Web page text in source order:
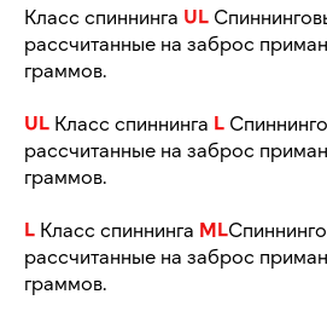
Класс спиннинга UL
рассчитанные на заброс
граммов.
UL Класс спиннинга L
рассчитанные на заброс
граммов.
L Класс спиннинга ML
рассчитанные на заброс
граммов.